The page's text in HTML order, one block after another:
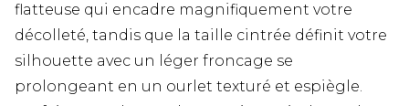
flatteuse qui encadre magnifiquement votre
décolleté, tandis que la taille cintrée définit votre
silhouette avec un léger froncage se
prolongeant en un ourlet texturé et espiègle.